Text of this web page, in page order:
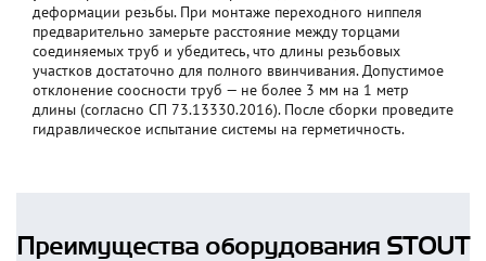
деформации резьбы. При монтаже переходного ниппеля
предварительно замерьте расстояние между торцами
соединяемых труб и убедитесь, что длины резьбовых
участков достаточно для полного ввинчивания. Допустимое
отклонение соосности труб — не более 3 мм на 1 метр
длины (согласно СП 73.13330.2016). После сборки проведите
гидравлическое испытание системы на герметичность.
Преимущества оборудования STOUT